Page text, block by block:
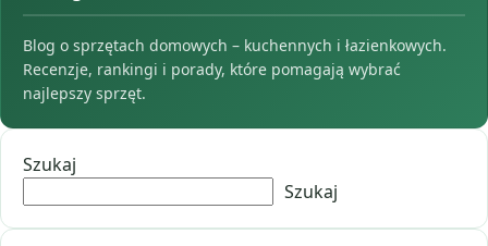
Blog o sprzętach domowych – kuchennych i łazienkowych.
Recenzje, rankingi i porady, które pomagają wybrać
najlepszy sprzęt.
Szukaj
Szukaj